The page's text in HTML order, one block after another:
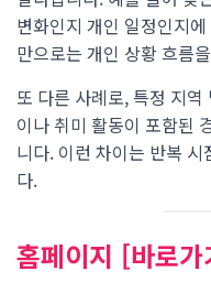
변화인지 개인 일정인지
만으로는 개인 상황 흐름
또 다른 사례로, 특정 지
이나 취미 활동이 포함된
니다. 이런 차이는 반복
다.
홈페이지 [바로가